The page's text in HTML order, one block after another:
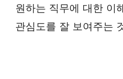
원하는 직무에 대한 이
관심도를 잘 보여주는